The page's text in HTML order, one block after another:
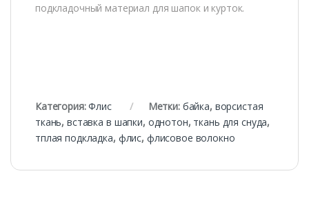
подкладочный материал для шапок и курток.
Категория:Флис Метки: байка, ворсистая
ткань,вставка в шапки, однотон, ткань для снуда,
тплая подкладка, флис, флисовое волокно